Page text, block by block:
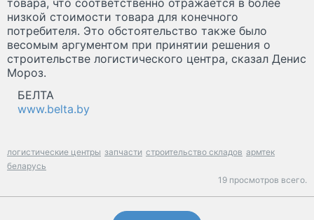
товара, что соответственно отражается в более
низкой стоимости товара для конечного
потребителя. Это обстоятельство также было
весомым аргументом при принятии решения о
строительстве логистического центра, сказал Денис
Мороз.
БЕЛТА
www.belta.by
логистические центры запчасти строительство складов армтек
беларусь
19 просмотров всего.